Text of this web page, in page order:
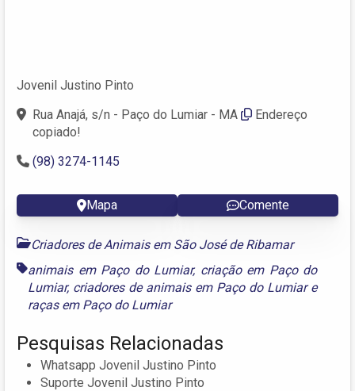
Jovenil Justino Pinto
Rua Anajá, s/n - Paço do Lumiar - MA
Endereço
copiado!
(98) 3274-1145
Mapa Comente
Criadores de Animais em São José de Ribamar
animais em Paço do Lumiar, criação em Paço do
Lumiar, criadores de animais em Paço do Lumiare
raças em Paço do Lumiar
Pesquisas Relacionadas
Whatsapp Jovenil Justino Pinto
Suporte Jovenil Justino Pinto